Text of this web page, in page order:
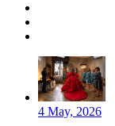
4 May, 2026